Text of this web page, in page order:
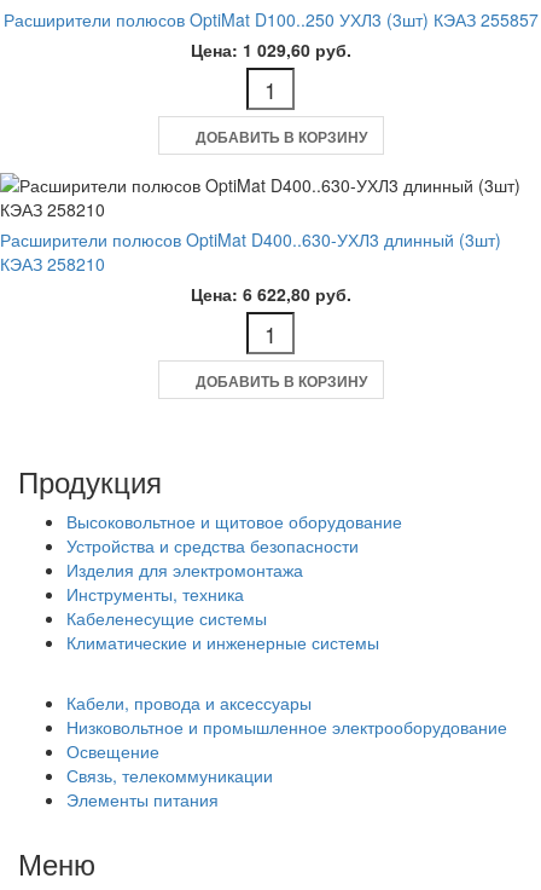
Расширители полюсов OptiMat D100..250 УХЛ3 (3шт) КЭАЗ 255857
Цена: 1 029,60 руб.
ДОБАВИТЬ В КОРЗИНУ
Расширители полюсов OptiMat D400..630-УХЛ3 длинный (3шт)
КЭАЗ 258210
Цена: 6 622,80 руб.
ДОБАВИТЬ В КОРЗИНУ
Продукция
Высоковольтное и щитовое оборудование
Устройства и средства безопасности
Изделия для электромонтажа
Инструменты, техника
Кабеленесущие системы
Климатические и инженерные системы
Кабели, провода и аксессуары
Низковольтное и промышленное электрооборудование
Освещение
Связь, телекоммуникации
Элементы питания
Меню